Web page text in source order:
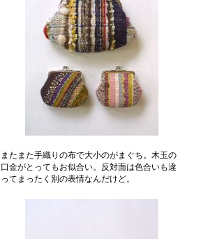
またまた手織りの布で大小のがまぐち。木玉の
口金がとってもお似合い。反対面は色合いも違
ってまったく別の表情なんだけど。